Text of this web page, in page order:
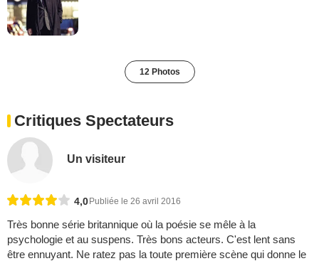
12 Photos
Critiques Spectateurs
Un visiteur
4,0Publiée le 26 avril 2016
Très bonne série britannique où la poésie se mêle à la
psychologie et au suspens. Très bons acteurs. C'est lent sans
être ennuyant. Ne ratez pas la toute première scène qui donne le